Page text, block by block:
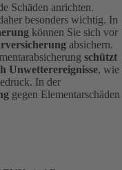
Schäden anrichten.
besonders wichtig. In
können Sie sich vor
absichern.
schützt
Unwetterereignisse, wie
In der
gegen Elementarschäden